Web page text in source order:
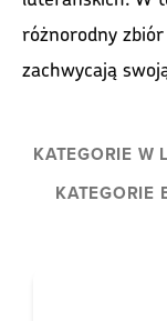
różnorodny
zachwycają
KATEGORIE W
KATEGORIE